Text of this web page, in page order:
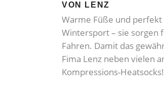
VON LENZ
Warme Füße und perfekt
Wintersport – sie sorgen
Fahren. Damit das
Fima Lenz neben vielen
Kompressions-Heatsocks!